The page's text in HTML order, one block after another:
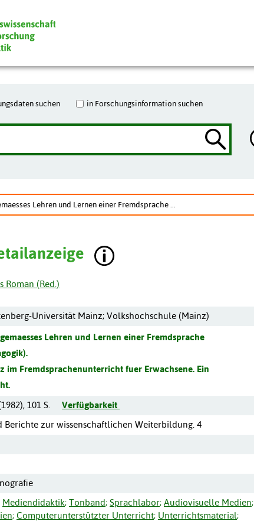
suchen in Forschungsinformation suchen
Lehren und Lernen einer Fremdsprache ...
Roman (Red.)
Universität Mainz; Volkshochschule (Mainz)
Lehren und Lernen einer Fremdsprache
im Fremdsprachenunterricht fuer Erwachsene. Ein
1982), 101 S.
Verfügbarkeit
Berichte zur wissenschaftlichen Weiterbildung. 4
Mediendidaktik; Tonband; Sprachlabor; Audiovisuelle Medien;
; Computerunterstützter Unterricht; Unterrichtsmaterial;